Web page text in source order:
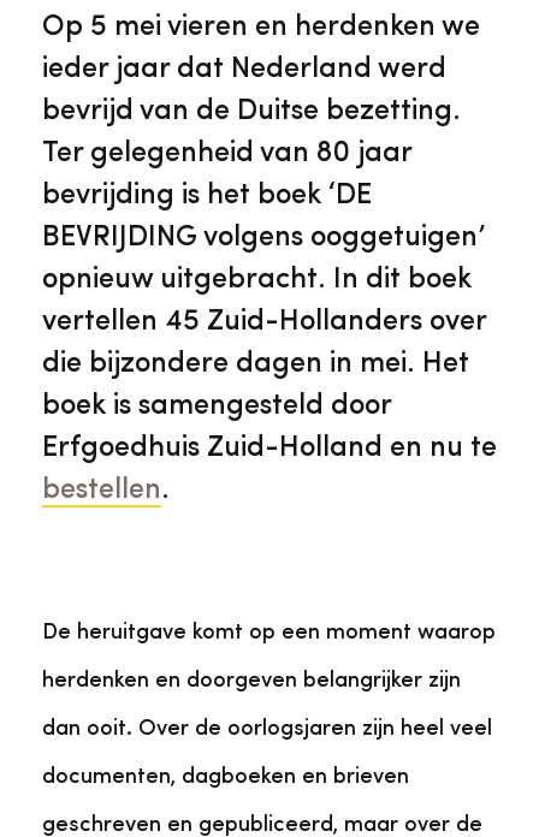
Museumplatform Zuid-Holland
Collectiebeheer
Geschiedenis van Zuid-Holland
Ervenconsulent
Bekijk alle diensten
Ons team
Over de Monumentenwacht
Voorpagina Monumentenwacht
Vacatures
Tarieven
Algemene voorwaarden
Bekijk meer over ons
Op 5 mei vieren en herdenken we
ieder jaar dat Nederland werd
bevrijd van de Duitse bezetting.
Ter gelegenheid van 80 jaar
bevrijding is het boek ‘DE
BEVRIJDING volgens ooggetuigen’
opnieuw uitgebracht. In dit boek
vertellen 45 Zuid-Hollanders over
die bijzondere dagen in mei. Het
boek is samengesteld door
Erfgoedhuis Zuid-Holland en nu te
bestellen.
De heruitgave komt op een moment waarop
herdenken en doorgeven belangrijker zijn
dan ooit. Over de oorlogsjaren zijn heel veel
documenten, dagboeken en brieven
geschreven en gepubliceerd, maar over de